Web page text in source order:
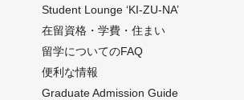
Student Lounge ‘KI-ZU-NA’
在留資格・学費・住まい
留学についてのFAQ
便利な情報
Graduate Admission Guide